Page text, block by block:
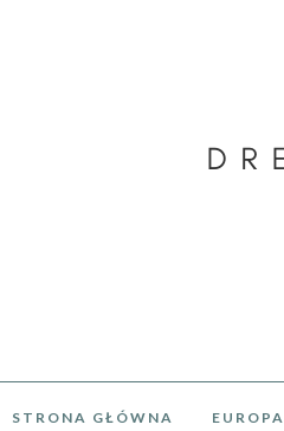
STRONA GŁÓWNA EUROPA